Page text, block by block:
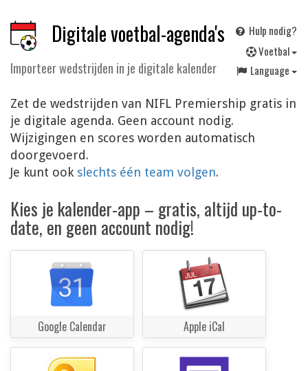
Digitale voetbal-agenda's
Importeer wedstrijden in je digitale kalender
Hulp nodig?
Voetbal
Language
Zet de wedstrijden van NIFL Premiership gratis in
je digitale agenda. Geen account nodig.
Wijzigingen en scores worden automatisch
doorgevoerd.
Je kunt ook slechts één team volgen.
Kies je kalender-app – gratis, altijd up-to-
date, en geen account nodig!
Google Calendar Apple iCal